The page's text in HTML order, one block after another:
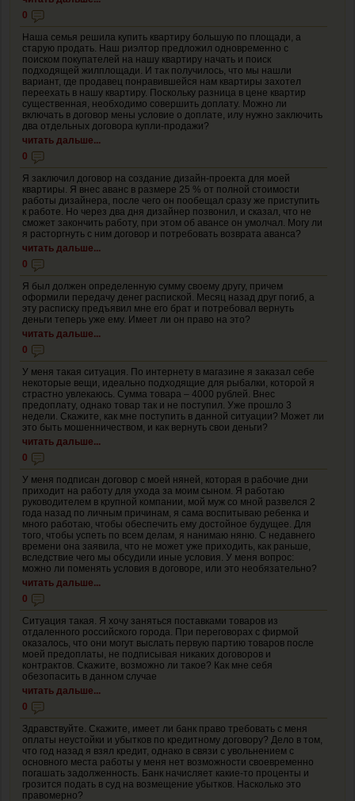
0
Наша семья решила купить квартиру большую по площади, а
старую продать. Наш риэлтор предложил одновременно с
поиском покупателей на нашу квартиру начать и поиск
подходящей жилплощади. И так получилось, что мы нашли
вариант, где продавец понравившейся нам квартиры захотел
переехать в нашу квартиру. Поскольку разница в цене квартир
существенная, необходимо совершить доплату. Можно ли
включать в договор мены условие о доплате, илу нужно заключить
два отдельных договора купли-продажи?
читать дальше...
0
Я заключил договор на создание дизайн-проекта для моей
квартиры. Я внес аванс в размере 25 % от полной стоимости
работы дизайнера, после чего он пообещал сразу же приступить
к работе. Но через два дня дизайнер позвонил, и сказал, что не
сможет закончить работу, при этом об авансе он умолчал. Могу ли
я расторгнуть с ним договор и потребовать возврата аванса?
читать дальше...
0
Я был должен определенную сумму своему другу, причем
оформили передачу денег распиской. Месяц назад друг погиб, а
эту расписку предъявил мне его брат и потребовал вернуть
деньги теперь уже ему. Имеет ли он право на это?
читать дальше...
0
У меня такая ситуация. По интернету в магазине я заказал себе
некоторые вещи, идеально подходящие для рыбалки, которой я
страстно увлекаюсь. Сумма товара – 4000 рублей. Внес
предоплату, однако товар так и не поступил. Уже прошло 3
недели. Скажите, как мне поступить в данной ситуации? Может ли
это быть мошенничеством, и как вернуть свои деньги?
читать дальше...
0
У меня подписан договор с моей няней, которая в рабочие дни
приходит на работу для ухода за моим сыном. Я работаю
руководителем в крупной компании, мой муж со мной развелся 2
года назад по личным причинам, я сама воспитываю ребенка и
много работаю, чтобы обеспечить ему достойное будущее. Для
того, чтобы успеть по всем делам, я нанимаю няню. С недавнего
времени она заявила, что не может уже приходить, как раньше,
вследствие чего мы обсудили иные условия. У меня вопрос:
можно ли поменять условия в договоре, или это необязательно?
читать дальше...
0
Ситуация такая. Я хочу заняться поставками товаров из
отдаленного российского города. При переговорах с фирмой
оказалось, что они могут выслать первую партию товаров после
моей предоплаты, не подписывая никаких договоров и
контрактов. Скажите, возможно ли такое? Как мне себя
обезопасить в данном случае
читать дальше...
0
Здравствуйте. Скажите, имеет ли банк право требовать с меня
оплаты неустойки и убытков по кредитному договору? Дело в том,
что год назад я взял кредит, однако в связи с увольнением с
основного места работы у меня нет возможности своевременно
погашать задолженность. Банк начисляет какие-то проценты и
грозится подать в суд на возмещение убытков. Насколько это
правомерно?